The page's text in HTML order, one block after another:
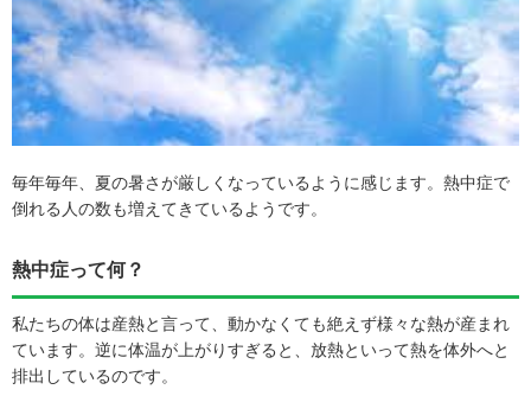
毎年毎年、夏の暑さが厳しくなっているように感じます。熱中症で
倒れる人の数も増えてきているようです。
熱中症って何？
私たちの体は産熱と言って、動かなくても絶えず様々な熱が産まれ
ています。逆に体温が上がりすぎると、放熱といって熱を体外へと
排出しているのです。